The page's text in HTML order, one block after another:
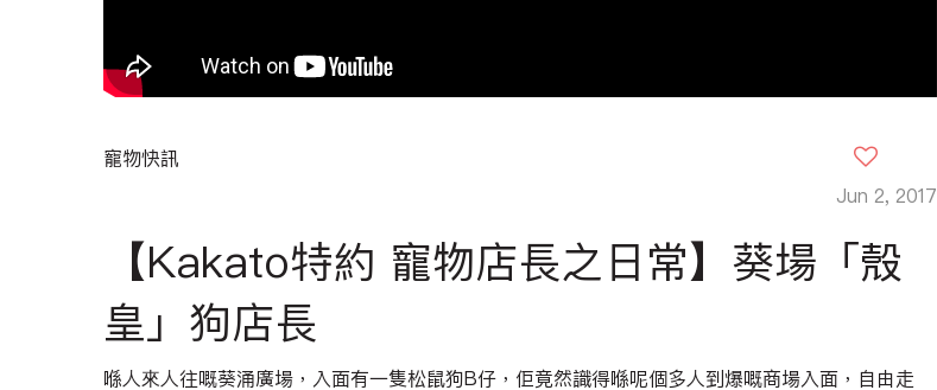
寵物快訊
Jun 2, 2017
【Kakato特約 寵物店長之日常】葵場「殼
皇」狗店長
喺人來人往嘅葵涌廣場，入面有一隻松鼠狗B仔，佢竟然識得喺呢個多人到爆嘅商場入面，自由走